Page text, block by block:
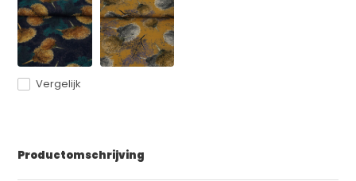
Vergelijk
Productomschrijving